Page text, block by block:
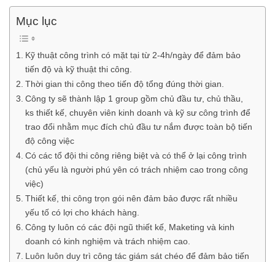
Mục lục
Kỹ thuật công trình có mặt tại từ 2-4h/ngày để đảm bảo
tiến độ và kỹ thuật thi công.
Thời gian thi công theo tiến độ tổng đúng thời gian.
Công ty sẽ thành lập 1 group gồm chủ đầu tư, chủ thầu,
ks thiết kế, chuyên viên kinh doanh và kỹ sư công trình để
trao đổi nhằm mục đích chủ đầu tư nắm được toàn bộ tiến
độ công việc
Có các tổ đội thi công riêng biệt và có thể ở lại công trình
(chủ yếu là người phú yên có trách nhiệm cao trong công
việc)
Thiết kế, thi công trọn gói nên đảm bảo được rất nhiều
yếu tố có lợi cho khách hàng.
Công ty luôn có các đội ngũ thiết kế, Maketing và kinh
doanh có kinh nghiệm và trách nhiệm cao.
Luôn luôn duy trì công tác giám sát chéo để đảm bảo tiến